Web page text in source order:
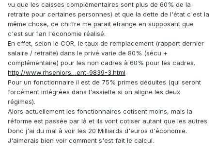
vu que les caisses complémentaires sont plus de 60% de la
retraite pour certaines personnes) et que la dette de l'état c'est la
même chose, ce chiffre me parait étrange en supposant que
c'est sur 1an l'économie réalisé.
En effet, selon le COR, le taux de remplacement (rapport dernier
salaire / retraite) dans le privé varie de 80% (sécu +
complémentaire) pour les non cadres à 60% pour les cadres.
http://www.rhseniors…ent-9839-3.html
Pour un fonctionnaire il est de 75% primes déduites (qui seront
forcément intégrées dans l'assiette si on aligne les deux
régimes).
Alors actuellement les fonctionnaires cotisent moins, mais la
réforme est passée par là et ils vont cotiser autant que les autres.
Donc j'ai du mal à voir les 20 Milliards d'euros d'économie.
J'aimerais bien voir comment s'est fait le calcul.